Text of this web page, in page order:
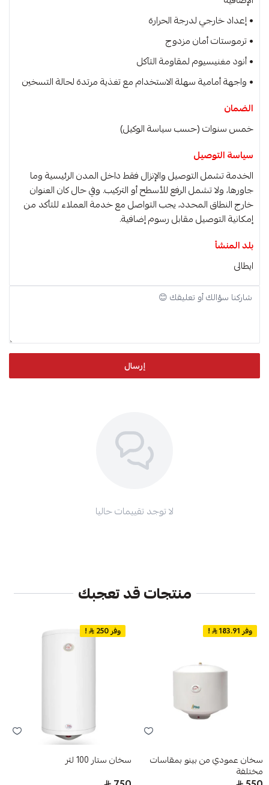
• إعداد خارجي لدرجة الحرارة
• ترموستات أمان مزدوج
• أنود مغنيسيوم لمقاومة التآكل
• واجهة أمامية سهلة الاستخدام مع تغذية مرتدة لحالة التسخين
الضمان
خمس سنوات (حسب سياسة الوكيل)
سياسة التوصيل
الخدمة تشمل التوصيل والإنزال فقط داخل المدن الرئيسية وما
جاورها، ولا تشمل الرفع للأسطح أو التركيب. وفي حال كان العنوان
خارج النطاق المحدد، يجب التواصل مع خدمة العملاء للتأكد من
إمكانية التوصيل مقابل رسوم إضافية.
بلد المنشأ
ايطالى
إرسال
لا توجد تقييمات حاليا
منتجات قد تعجبك
وفر 183.91 !
سخان عمودي من بينو بمقاسات
مختلفة
وفر 250 !
سخان ستار 100 لتر